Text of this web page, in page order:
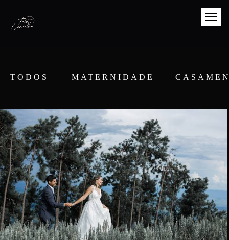
TODOS MATERNIDADE